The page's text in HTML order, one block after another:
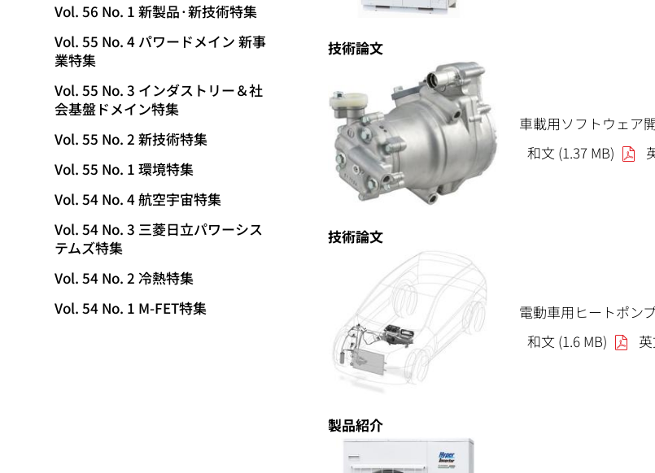
技術論文
車載用ソフトウェア
和文 (1.37 MB)
技術論文
電動車用ヒートポン
和文 (1.6 MB)
製品紹介
Vol. 56 No. 1 新製品·新技術特集
Vol. 55 No. 4 パワードメイン 新事
業特集
Vol. 55 No. 3 インダストリー＆社
会基盤ドメイン特集
Vol. 55 No. 2 新技術特集
Vol. 55 No. 1 環境特集
Vol. 54 No. 4 航空宇宙特集
Vol. 54 No. 3 三菱日立パワーシス
テムズ特集
Vol. 54 No. 2 冷熱特集
Vol. 54 No. 1 M-FET特集